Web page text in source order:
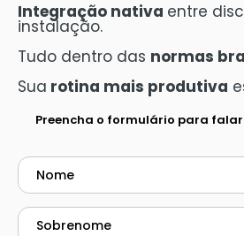
Integração nativa entre
instalação.
Tudo dentro das normas
Sua rotina mais produtiva
Preencha o formulário para